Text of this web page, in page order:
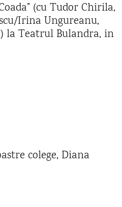
(cu Tudor Chirila,
Irina Ungureanu,
la Teatrul Bulandra, in
colege, Diana